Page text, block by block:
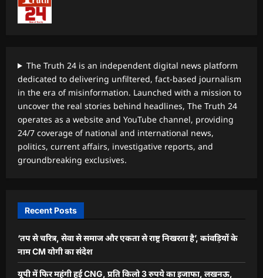
The Truth 24 is an independent digital news platform
dedicated to delivering unfiltered, fact-based journalism
in the era of misinformation. Launched with a mission to
uncover the real stories behind headlines, The Truth 24
operates as a website and YouTube channel, providing
24/7 coverage of national and international news,
politics, current affairs, investigative reports, and
groundbreaking exclusives.
Recent Posts
‘तप से चरित्र, सेवा से समाज और एकता से राष्ट्र निखरता है’, कांवड़ियों के
नाम CM योगी का संदेश
यूपी में फिर महंगी हुई CNG, प्रति किलो 3 रुपये का इजाफा, लखनऊ,